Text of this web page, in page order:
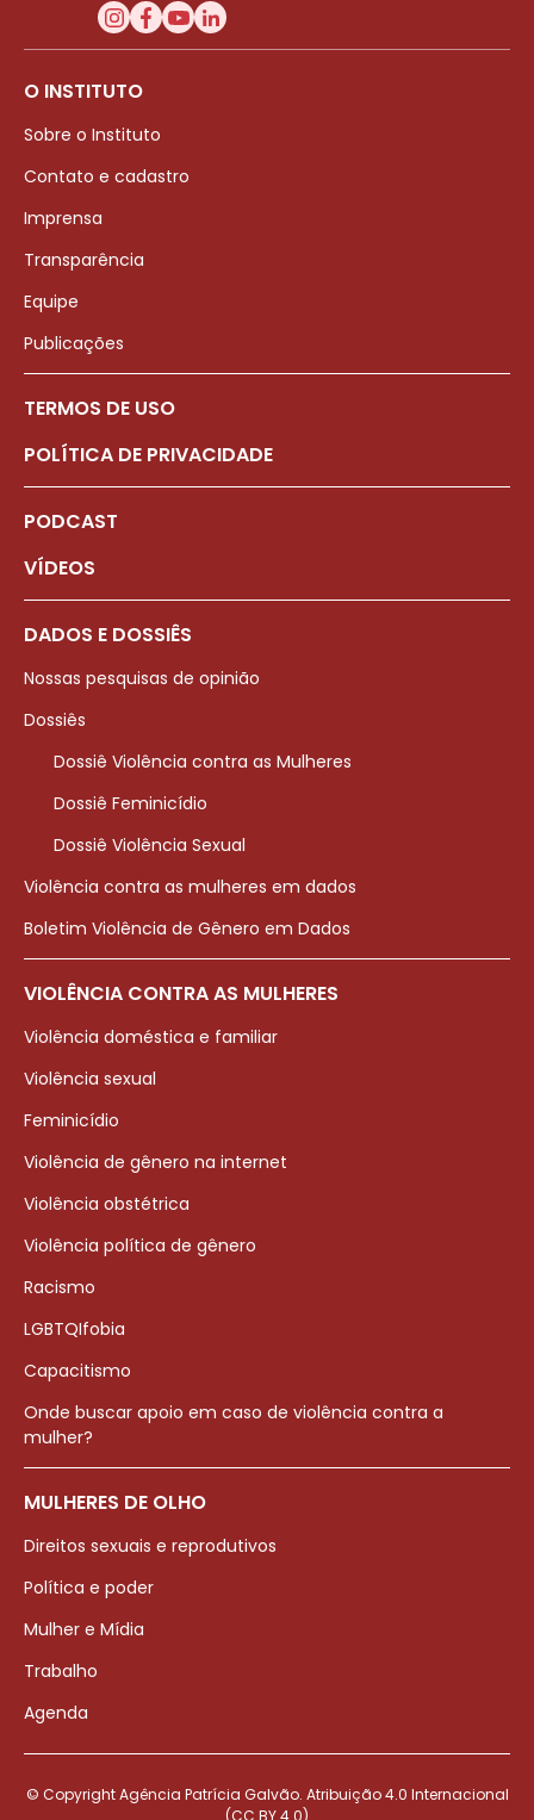
O INSTITUTO
Sobre o Instituto
Contato e cadastro
Imprensa
Transparência
Equipe
Publicações
TERMOS DE USO
POLÍTICA DE PRIVACIDADE
PODCAST
VÍDEOS
DADOS E DOSSIÊS
Nossas pesquisas de opinião
Dossiês
Dossiê Violência contra as Mulheres
Dossiê Feminicídio
Dossiê Violência Sexual
Violência contra as mulheres em dados
Boletim Violência de Gênero em Dados
VIOLÊNCIA CONTRA AS MULHERES
Violência doméstica e familiar
Violência sexual
Feminicídio
Violência de gênero na internet
Violência obstétrica
Violência política de gênero
Racismo
LGBTQIfobia
Capacitismo
Onde buscar apoio em caso de violência contra a
mulher?
MULHERES DE OLHO
Direitos sexuais e reprodutivos
Política e poder
Mulher e Mídia
Trabalho
Agenda
© Copyright Agência Patrícia Galvão. Atribuição 4.0 Internacional